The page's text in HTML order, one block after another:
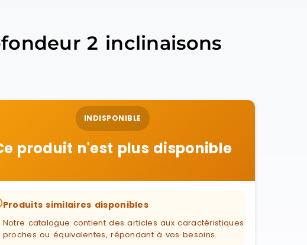
2 inclinaisons
INDISPONIBLE
produit n'est plus disponible
Produits similaires disponibles
Notre catalogue contient des articles aux caractéristiques
proches ou équivalentes, répondant à vos besoins.